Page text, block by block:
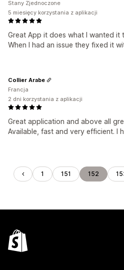
Great App it does what I wanted
When I had an issue they fixed it
Stany Zjednoczone
5 miesięcy korzystania z aplikacji
Great application and above all
Available, fast and very efficient. I
Collier Arabe
Francja
2 dni korzystania z aplikacji
1 151 152